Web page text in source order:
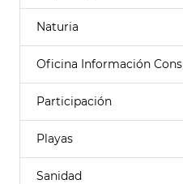
Naturia
Oficina Información
Participación
Playas
Sanidad